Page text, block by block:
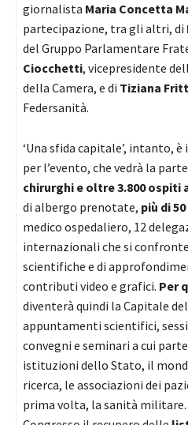
giornalista Maria Concetta
partecipazione, tra gli altri, di
del Gruppo Parlamentare
Ciocchetti, vicepresidente
della Camera, e di Tiziana
Federsanità.
‘Una sfida capitale’, intanto,
per l’evento, che vedrà la
chirurghi e oltre 3.800 ospiti
di albergo prenotate, più di
medico ospedaliero, 12
internazionali che si
scientifiche e di
contributi video e grafici. Per
diventerà quindi la Capitale
appuntamenti scientifici,
convegni e seminari a cui
istituzioni dello Stato, il
ricerca, le associazioni dei
prima volta, la sanità